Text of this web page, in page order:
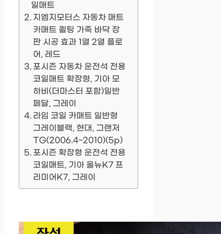
일매트
지엠지모터스 자동차 매트
카매트 퀼팅 가죽 바닥 장
판 시공 효과 1열 2열 플로
어, 레드
포시즌 자동차 운전석 전용
코일매트 확장형, 기아 모
하비(더마스터 포함)일반
페달, 그레이
라임 코일 카매트 일반형
그레이블랙, 현대, 그랜저
TG(2006.4~2010)(5p)
포시즌 확장형 운전석 전용
코일매트, 기아 올뉴K7 프
리미어K7, 그레이